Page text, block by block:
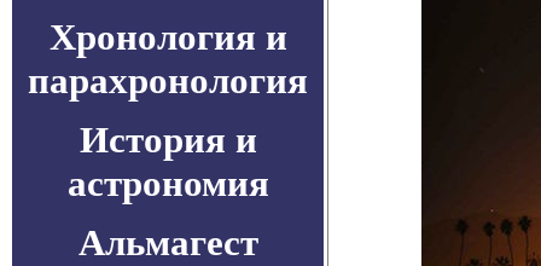
Хронология и
парахронология
История и
астрономия
Альмагест